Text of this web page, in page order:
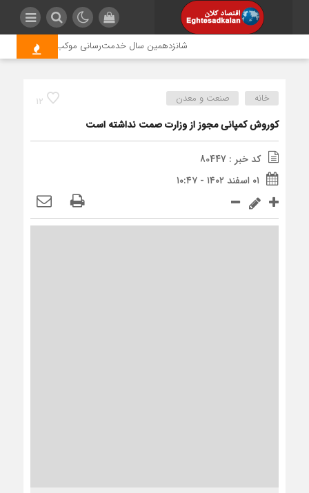
شانزدهمین سال خدمت‌رسانی موکب امام رضا (ع)
12 خانه صنعت و معدن
کوروش کمپانی مجوز از وزارت صمت نداشته است
کد خبر : 80447
۰۱ اسفند ۱۴۰۲ - ۱۰:۴۷